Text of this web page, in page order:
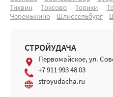
Тихвин
Токсово Торики
Черемыкино
Шлиссельбург
СТРОЙУДАЧА
Первомайское, ул.
+7 911 993 48 03
stroyudacha.ru